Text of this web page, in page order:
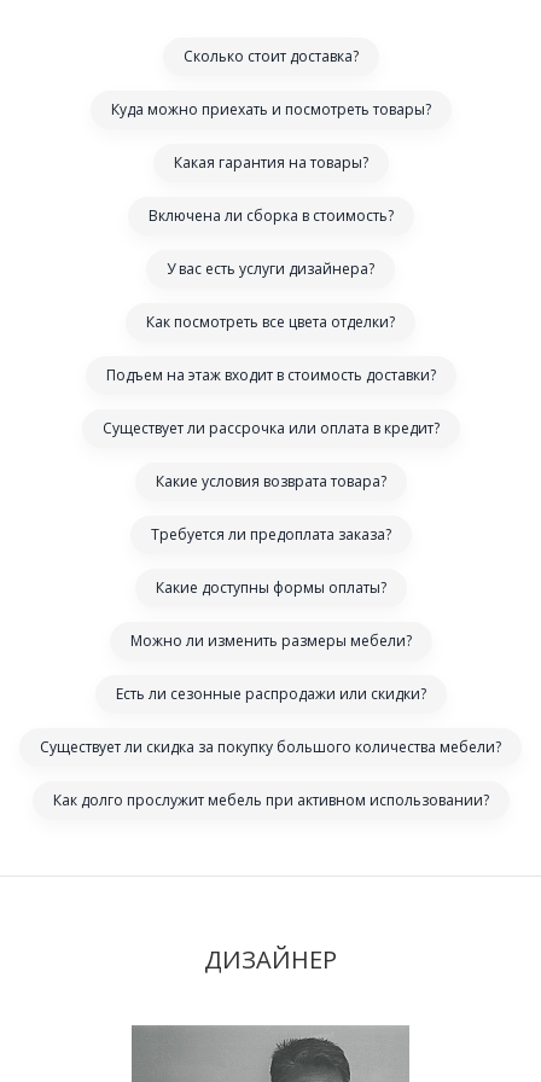
Сколько стоит доставка?
Куда можно приехать и посмотреть товары?
Какая гарантия на товары?
Включена ли сборка в стоимость?
У вас есть услуги дизайнера?
Как посмотреть все цвета отделки?
Подъем на этаж входит в стоимость доставки?
Существует ли рассрочка или оплата в кредит?
Какие условия возврата товара?
Требуется ли предоплата заказа?
Какие доступны формы оплаты?
Можно ли изменить размеры мебели?
Есть ли сезонные распродажи или скидки?
Существует ли скидка за покупку большого количества мебели?
Как долго прослужит мебель при активном использовании?
ДИЗАЙНЕР